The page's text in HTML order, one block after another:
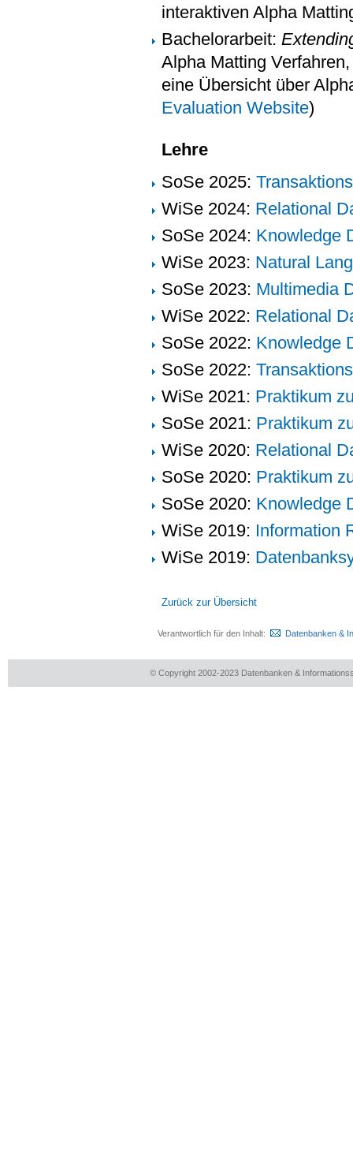
interaktiven Alpha
Bachelorarbeit:
Alpha Matting
eine Übersicht über
Evaluation Website)
Lehre
SoSe 2025:
WiSe 2024: Relational
SoSe 2024: Knowledge
WiSe 2023: Natural
SoSe 2023: Multimedia
WiSe 2022: Relational
SoSe 2022: Knowledge
SoSe 2022:
WiSe 2021: Praktikum
SoSe 2021: Praktikum
WiSe 2020: Relational
SoSe 2020: Praktikum
SoSe 2020: Knowledge
WiSe 2019: Information
WiSe 2019:
Zurück zur Übersicht
Verantwortlich für den Inhalt: Datenbanken &
© Copyright 2002-2023 Datenbanken &